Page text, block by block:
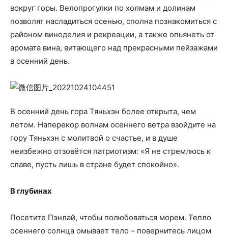
вокруг горы. Велопрогулки по холмам и долинам
позволят насладиться осенью, сполна познакомиться с
районом виноделия и рекреации, а также опьянеть от
аромата вина, витающего над прекрасными пейзажами
в осенний день.
В осенний день гора Тяньхэн более открыта, чем
летом. Наперекор волнам осеннего ветра взойдите на
гору Тяньхэн с молитвой о счастье, и в душе
неизбежно отзовётся патриотизм: «Я не стремлюсь к
славе, пусть лишь в стране будет спокойно».
В глубинах
Посетите Пэнлай, чтобы полюбоваться морем. Тепло
осеннего солнца омывает тело – повернитесь лицом